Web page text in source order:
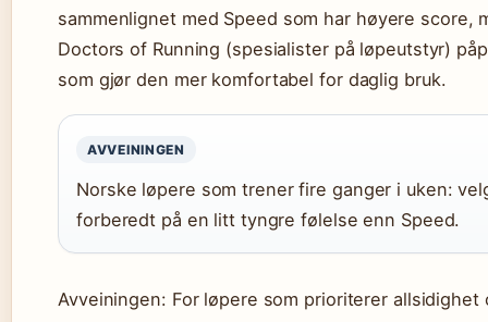
sammenlignet med Speed som har høyere score,
Doctors of Running (spesialister på løpeutstyr)
som gjør den mer komfortabel for daglig bruk.
AVVEININGEN
Norske løpere som trener fire ganger i uken:
forberedt på en litt tyngre følelse enn Speed.
Avveiningen: For løpere som prioriterer